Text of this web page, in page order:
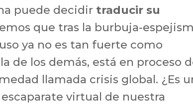
puede decidir traducir su
que tras la burbuja-
ya no es tan fuerte como
de los demás, está en proceso
llamada crisis global. ¿Es
virtual de nuestra